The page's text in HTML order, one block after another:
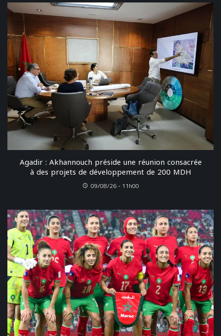
Agadir : Akhannouch préside une réunion consacrée
à des projets de développement de 200 MDH
09/08/26 - 11h00